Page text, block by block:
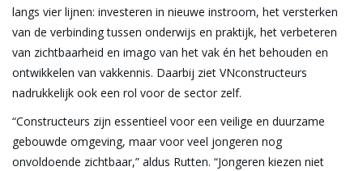
langs vier lijnen: investeren in nieuwe instroom, het versterken
van de verbinding tussen onderwijs en praktijk, het verbeteren
van zichtbaarheid en imago van het vak én het behouden en
ontwikkelen van vakkennis. Daarbij ziet VNconstructeurs
nadrukkelijk ook een rol voor de sector zelf.
“Constructeurs zijn essentieel voor een veilige en duurzame
gebouwde omgeving, maar voor veel jongeren nog
onvoldoende zichtbaar,” aldus Rutten. “Jongeren kiezen niet